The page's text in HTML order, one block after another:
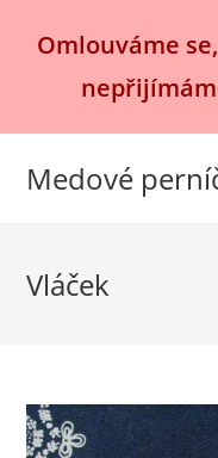
Omlouváme
Medové
Vláček